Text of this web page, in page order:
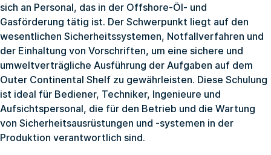
sich an Personal, das in der Offshore-Öl- und
Gasförderung tätig ist. Der Schwerpunkt liegt auf den
wesentlichen Sicherheitssystemen, Notfallverfahren und
der Einhaltung von Vorschriften, um eine sichere und
umweltverträgliche Ausführung der Aufgaben auf dem
Outer Continental Shelf zu gewährleisten. Diese Schulung
ist ideal für Bediener, Techniker, Ingenieure und
Aufsichtspersonal, die für den Betrieb und die Wartung
von Sicherheitsausrüstungen und -systemen in der
Produktion verantwortlich sind.